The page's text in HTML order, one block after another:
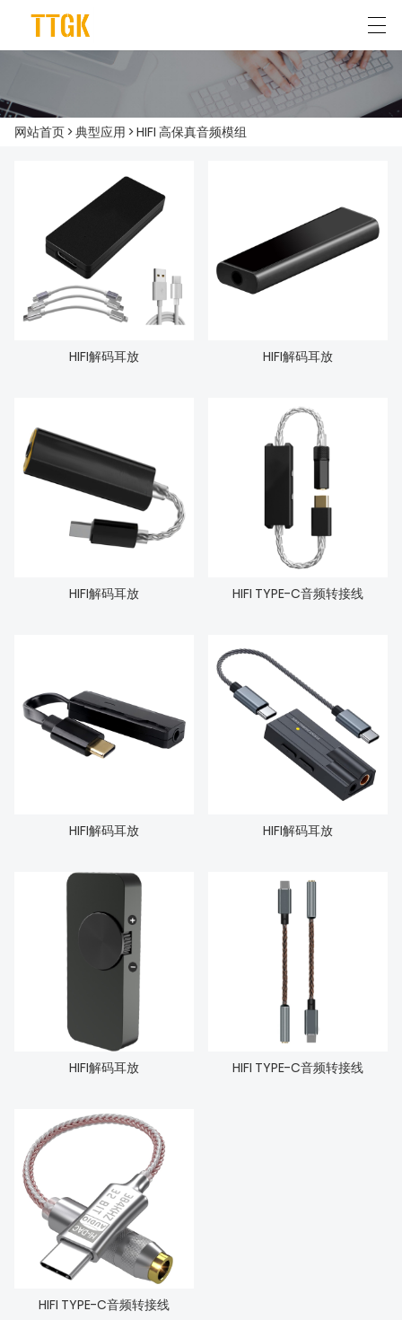
产品中心
新闻资讯
联系我们
网站首页>典型应用 >HIFI 高保真音频模组
HIFI解码耳放 HIFI解码耳放
HIFI解码耳放 HIFI TYPE-C音频转接线
HIFI解码耳放 HIFI解码耳放
HIFI解码耳放 HIFI TYPE-C音频转接线
HIFI TYPE-C音频转接线